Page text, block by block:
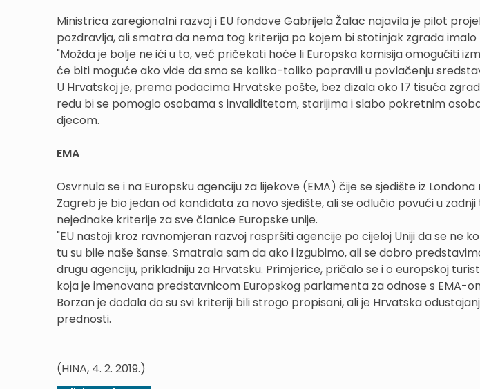
Ministrica zaregionalni razvoj i EU fondove Gabrijela Žalac najavila je pilot
pozdravlja, ali smatra da nema tog kriterija po kojem bi stotinjak zgrada
"Možda je bolje ne ići u to, već pričekati hoće li Europska komisija omogućiti
će biti moguće ako vide da smo se koliko-toliko popravili u povlačenju
U Hrvatskoj je, prema podacima Hrvatske pošte, bez dizala oko 17 tisuća
redu bi se pomoglo osobama s invaliditetom, starijima i slabo pokretnim
djecom.
EMA
Osvrnula se i na Europsku agenciju za lijekove (EMA) čije se sjedište iz
Zagreb je bio jedan od kandidata za novo sjedište, ali se odlučio povući u
nejednake kriterije za sve članice Europske unije.
"EU nastoji kroz ravnomjeran razvoj raspršiti agencije po cijeloj Uniji da se ne
tu su bile naše šanse. Smatrala sam da ako i izgubimo, ali se dobro
drugu agenciju, prikladniju za Hrvatsku. Primjerice, pričalo se i o europskoj
koja je imenovana predstavnicom Europskog parlamenta za odnose s EMA-
Borzan je dodala da su svi kriteriji bili strogo propisani, ali je Hrvatska
prednosti.
(HINA, 4. 2. 2019.)